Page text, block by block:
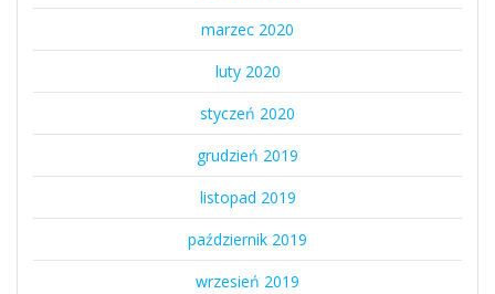
marzec 2020
luty 2020
styczeń 2020
grudzień 2019
listopad 2019
październik 2019
wrzesień 2019